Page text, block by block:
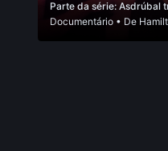
Parte da série: Asdrúbal
Documentário • De